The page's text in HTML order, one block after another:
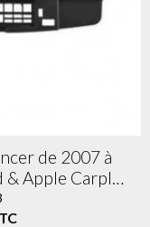
de 2007 à
Apple Carplay